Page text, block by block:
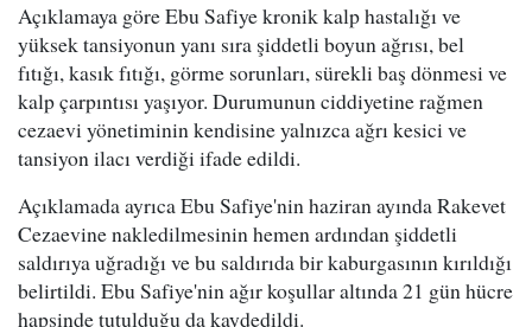
Açıklamaya göre Ebu Safiye kronik kalp hastalığı ve
yüksek tansiyonun yanı sıra şiddetli boyun ağrısı, bel
fıtığı, kasık fıtığı, görme sorunları, sürekli baş dönmesi ve
kalp çarpıntısı yaşıyor. Durumunun ciddiyetine rağmen
cezaevi yönetiminin kendisine yalnızca ağrı kesici ve
tansiyon ilacı verdiği ifade edildi.
Açıklamada ayrıca Ebu Safiye'nin haziran ayında Rakevet
Cezaevine nakledilmesinin hemen ardından şiddetli
saldırıya uğradığı ve bu saldırıda bir kaburgasının kırıldığı
belirtildi. Ebu Safiye'nin ağır koşullar altında 21 gün hücre
hapsinde tutulduğu da kaydedildi.